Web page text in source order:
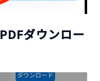
ダウンロー